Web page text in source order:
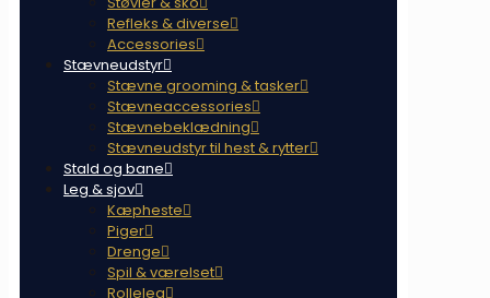
Refleks & diverse
Accessories
Stævneudstyr
Stævne grooming & tasker
Stævneaccessories
Stævnebeklædning
Stævneudstyr til hest & rytter
Stald og bane
Leg & sjov
Kæpheste
Piger
Drenge
Spil & værelset
Rolleleg